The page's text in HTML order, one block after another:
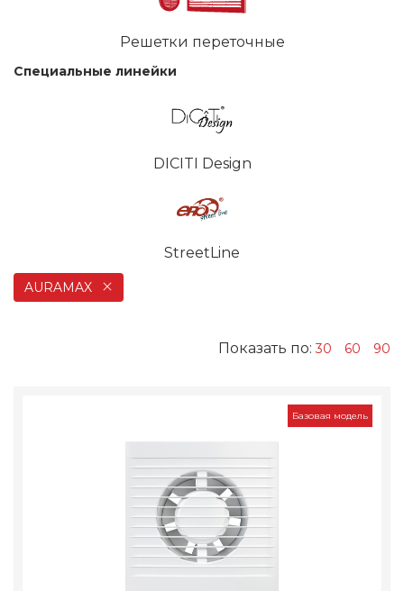
Решетки переточные
Специальные линейки
DICITI Design
StreetLine
AURAMAX
Показать по:30 60 90
Базовая модель